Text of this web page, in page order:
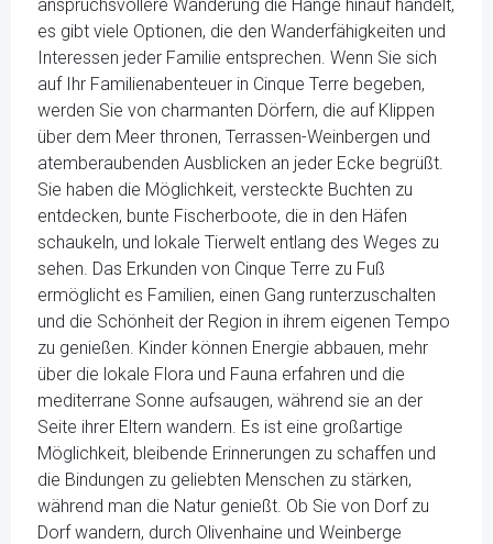
anspruchsvollere Wanderung die Hänge hinauf handelt,
es gibt viele Optionen, die den Wanderfähigkeiten und
Interessen jeder Familie entsprechen. Wenn Sie sich
auf Ihr Familienabenteuer in Cinque Terre begeben,
werden Sie von charmanten Dörfern, die auf Klippen
über dem Meer thronen, Terrassen-Weinbergen und
atemberaubenden Ausblicken an jeder Ecke begrüßt.
Sie haben die Möglichkeit, versteckte Buchten zu
entdecken, bunte Fischerboote, die in den Häfen
schaukeln, und lokale Tierwelt entlang des Weges zu
sehen. Das Erkunden von Cinque Terre zu Fuß
ermöglicht es Familien, einen Gang runterzuschalten
und die Schönheit der Region in ihrem eigenen Tempo
zu genießen. Kinder können Energie abbauen, mehr
über die lokale Flora und Fauna erfahren und die
mediterrane Sonne aufsaugen, während sie an der
Seite ihrer Eltern wandern. Es ist eine großartige
Möglichkeit, bleibende Erinnerungen zu schaffen und
die Bindungen zu geliebten Menschen zu stärken,
während man die Natur genießt. Ob Sie von Dorf zu
Dorf wandern, durch Olivenhaine und Weinberge